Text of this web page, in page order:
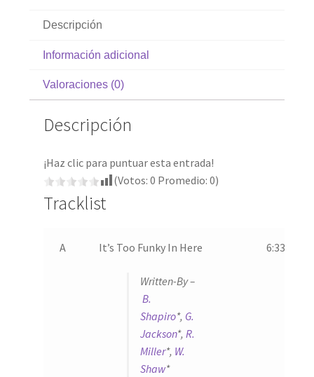
Descripción
Información adicional
Valoraciones (0)
Descripción
¡Haz clic para puntuar esta entrada!
(Votos: 0 Promedio: 0)
Tracklist
A It’s Too Funky In Here
Written-By –
B.
Shapiro*, G.
Jackson*, R.
Miller*, W.
Shaw*
6:33